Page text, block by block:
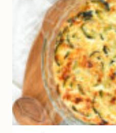
FARINE
DE
POIS
CHICHE
–
CUISSON
AU
FOUR